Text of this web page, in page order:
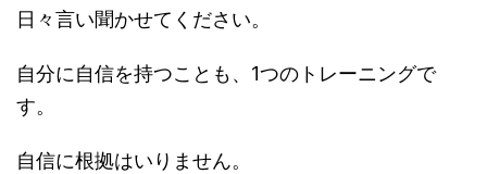
日々言い聞かせてください。
自分に自信を持つことも、1つのトレーニングで
す。
自信に根拠はいりません。